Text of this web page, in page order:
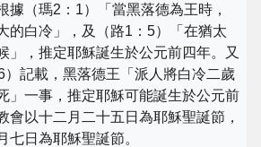
據（瑪2：1）「當黑落德為王時，
的白冷」，及（路1：5）「在猶太
」，推定耶穌誕生於公元前四年。又
）記載，黑落德王「派人將白冷二歲
」一事，推定耶穌可能誕生於公元前
會以十二月二十五日為耶穌聖誕節，
七日為耶穌聖誕節。